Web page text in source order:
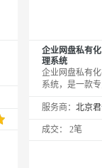
企业网盘私有
理系统
企业网盘私有
系统，是一款
的视频、图片
服务商：
成交： 2笔